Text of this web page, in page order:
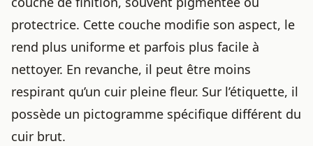
protectrice. Cette couche modifie son aspect, le
rend plus uniforme et parfois plus facile à
nettoyer. En revanche, il peut être moins
respirant qu’un cuir pleine fleur. Sur l’étiquette, il
possède un pictogramme spécifique différent du
cuir brut.